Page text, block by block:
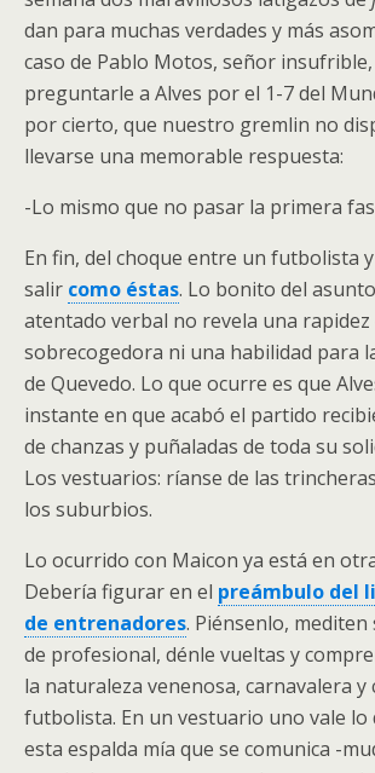
dan para muchas verdades y más
caso de Pablo Motos, señor
preguntarle a Alves por el 1-7 del
por cierto, que nuestro gremlin no
llevarse una memorable respuesta:
-Lo mismo que no pasar la primera
En fin, del choque entre un futbolista
salir como éstas. Lo bonito del
atentado verbal no revela una
sobrecogedora ni una habilidad para
de Quevedo. Lo que ocurre es que
instante en que acabó el partido
de chanzas y puñaladas de toda su
Los vestuarios: ríanse de las
los suburbios.
Lo ocurrido con Maicon ya está en
Debería figurar en el preámbulo del
de entrenadores. Piénsenlo, mediten
de profesional, dénle vueltas y
la naturaleza venenosa, carnavalera y
futbolista. En un vestuario uno vale lo
esta espalda mía que se comunica -